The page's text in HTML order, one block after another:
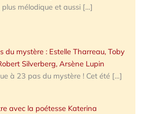
plus mélodique et aussi […]
du mystère : Estelle Tharreau, Toby
Silverberg, Arsène Lupin
à 23 pas du mystère ! Cet été […]
avec la poétesse Katerina